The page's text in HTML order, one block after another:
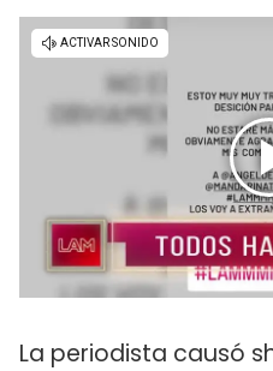
La periodista causó